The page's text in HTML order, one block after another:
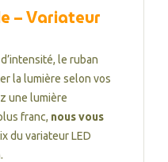
– Variateur
le ruban
la lumière selon vos
une lumière
franc, nous vous
du variateur LED